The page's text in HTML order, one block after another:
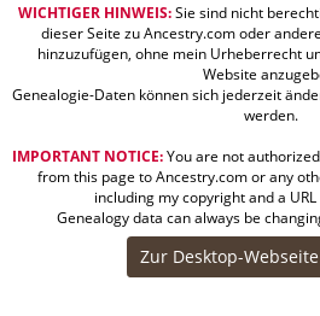
WICHTIGER HINWEIS:Sie sind nicht
dieser Seite zu Ancestry.com oder
hinzuzufügen, ohne mein Urheberrecht
Website
Genealogie-Daten können sich jederzeit
werden.
IMPORTANT NOTICE:You are not
from this page to Ancestry.com or any
including my copyright and a
Genealogy data can always be
Zur Desktop-